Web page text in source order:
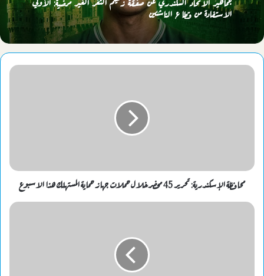
الاستفادة من قطاع الناشئين
محافظة الإسكندرية: تحرير 45 محضرخلال حملات جهاز حماية المستهلك هذا الاسبوع